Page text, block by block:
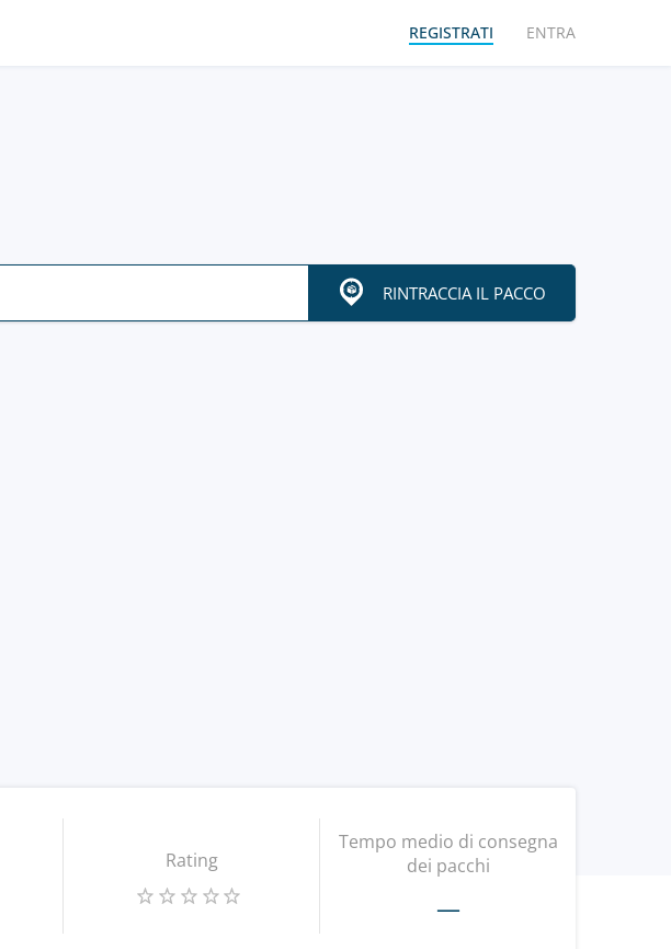
REGISTRATI ENTRA
RINTRACCIA IL PACCO
Rating
Tempo medio di consegna
dei pacchi
—